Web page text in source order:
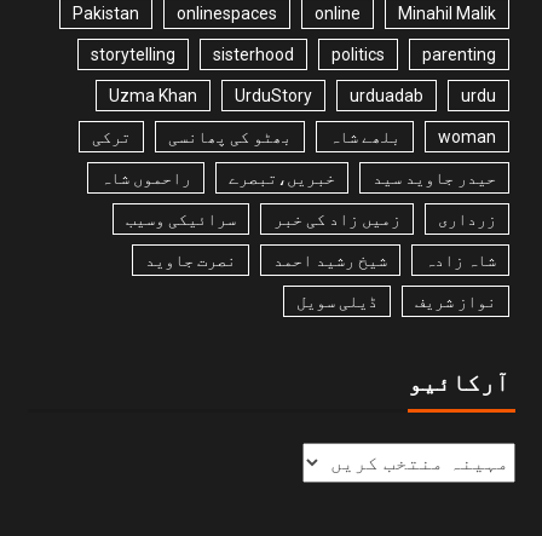
Minahil Malik
online
onlinespaces
Pakistan
parenting
politics
sisterhood
storytelling
urdu
urduadab
UrduStory
Uzma Khan
woman بلھے شاہ بھٹو کی پھانسی ترکی
حیدر جاوید سید خبریں،تبصرے راحموں شاہ
زرداری زمیں زاد کی خبر سرائیکی وسیب
شاہ زادہ شیخ رشید احمد نصرت جاوید
نواز شریف ڈیلی سویل
آرکائیو